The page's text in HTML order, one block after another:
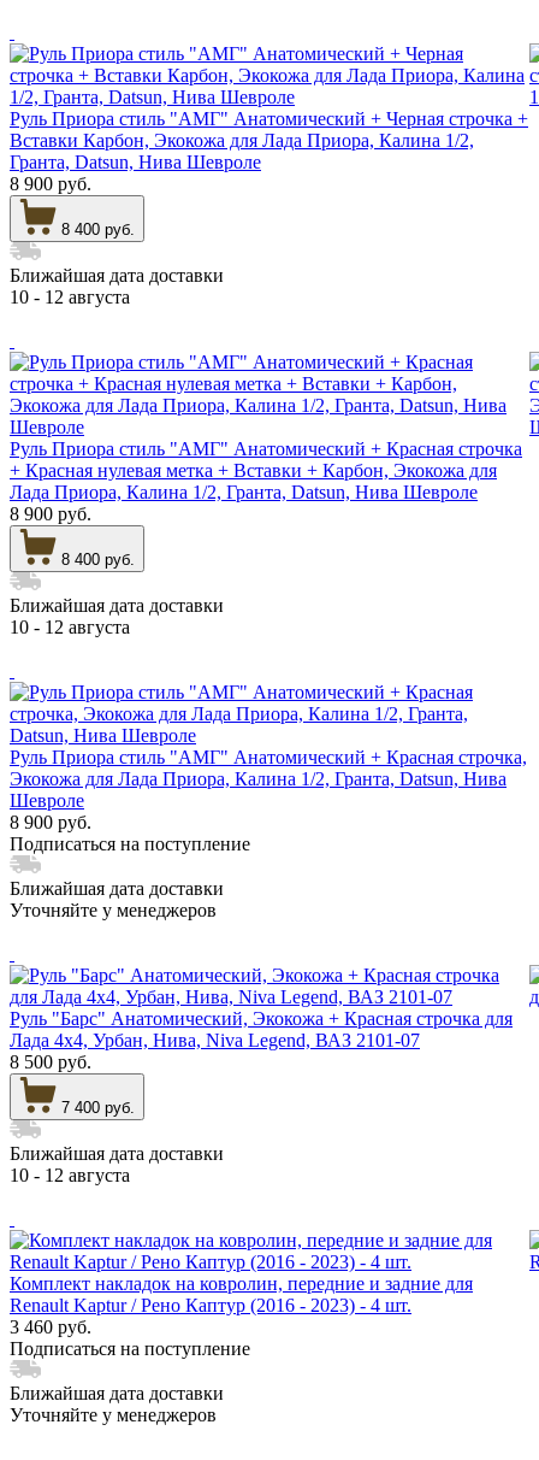
Руль Приора стиль "АМГ" Анатомический + Черная строчка +
Вставки Карбон, Экокожа для Лада Приора, Калина 1/2,
Гранта, Datsun, Нива Шевроле
8 900 руб.
8 400 руб.
Ближайшая дата доставки
10 - 12 августа
Руль Приора стиль "АМГ" Анатомический + Красная строчка
+ Красная нулевая метка + Вставки + Карбон, Экокожа для
Лада Приора, Калина 1/2, Гранта, Datsun, Нива Шевроле
8 900 руб.
8 400 руб.
Ближайшая дата доставки
10 - 12 августа
Руль Приора стиль "АМГ" Анатомический + Красная строчка,
Экокожа для Лада Приора, Калина 1/2, Гранта, Datsun, Нива
Шевроле
8 900 руб.
Подписаться на поступление
Ближайшая дата доставки
Уточняйте у менеджеров
Руль "Барс" Анатомический, Экокожа + Красная строчка для
Лада 4х4, Урбан, Нива, Niva Legend, ВАЗ 2101-07
8 500 руб.
7 400 руб.
Ближайшая дата доставки
10 - 12 августа
Комплект накладок на ковролин, передние и задние для
Renault Kaptur / Рено Каптур (2016 - 2023) - 4 шт.
3 460 руб.
Подписаться на поступление
Ближайшая дата доставки
Уточняйте у менеджеров